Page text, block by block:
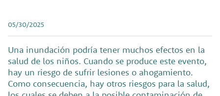
05/30/2025
Una inundación podría tener muchos efectos en la
salud de los niños. Cuando se produce este evento,
hay un riesgo de sufrir lesiones o ahogamiento.
Como consecuencia, hay otros riesgos para la salud,